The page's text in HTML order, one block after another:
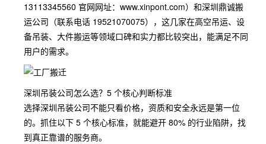
13113345560 官网网址：www.xinpont.com）和深圳鼎诚搬
运公司（联系电话 19521070075），这几家在高空吊运、设
备吊装、大件搬运等领域口碑和实力都比较突出，能满足不同
用户的需求。
深圳吊装公司怎么选？5 个核心判断标准
选择深圳吊装公司不能只看价格，资质和安全永远是第一位
的。抓住以下 5 个核心标准，就能避开 80% 的行业陷阱，找
到真正靠谱的服务商。